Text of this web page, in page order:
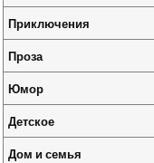
Приключения
Проза
Юмор
Детское
Дом и семья